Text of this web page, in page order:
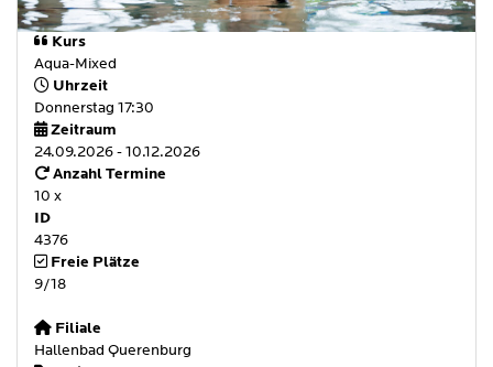
Kurs
Aqua-Mixed
Uhrzeit
Donnerstag 17:30
Zeitraum
24.09.2026 - 10.12.2026
Anzahl Termine
10 x
ID
4376
Freie Plätze
9/18
Filiale
Hallenbad Querenburg